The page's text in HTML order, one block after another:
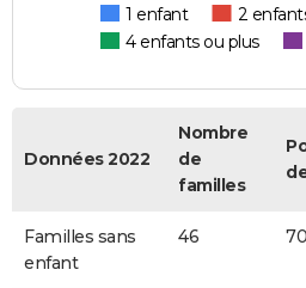
1 enfant 2
4 enfants ou plus
Données 2022
Nombre
de
familles
Familles sans
enfant
46